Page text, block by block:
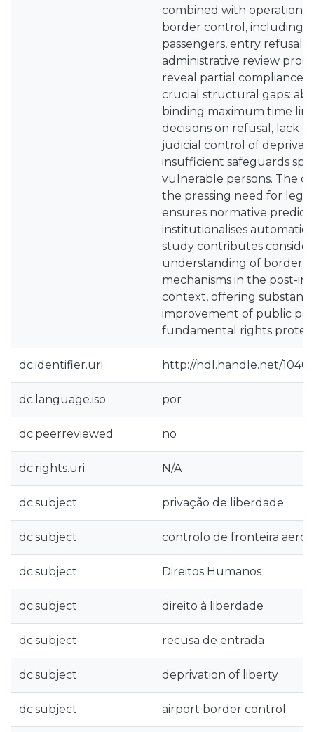
combined with
border control, including
passengers, entry
administrative review
reveal partial compliance,
crucial structural gaps:
binding maximum time
decisions on refusal, lack
judicial control of
insufficient safeguards
vulnerable persons. The
the pressing need for
ensures normative
institutionalises automatic
study contributes
understanding of border
mechanisms in the post-
context, offering
improvement of public
fundamental rights
dc.identifier.uri http://hdl.handle.net/
dc.language.iso por
dc.peerreviewed no
dc.rights.uri N/A
dc.subject privação de liberdade
dc.subject controlo de fronteira
dc.subject Direitos Humanos
dc.subject direito à liberdade
dc.subject recusa de entrada
dc.subject deprivation of liberty
dc.subject airport border control